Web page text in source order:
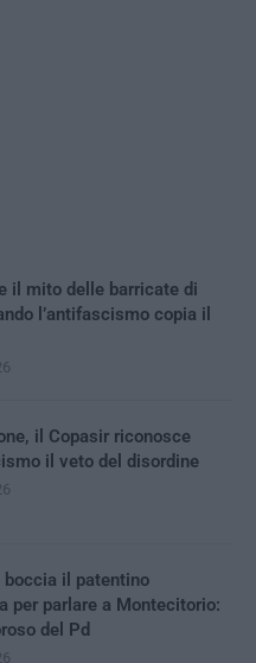
il mito delle barricate di
l’antifascismo copia il
il Copasir riconosce
il veto del disordine
boccia il patentino
per parlare a Montecitorio:
del Pd